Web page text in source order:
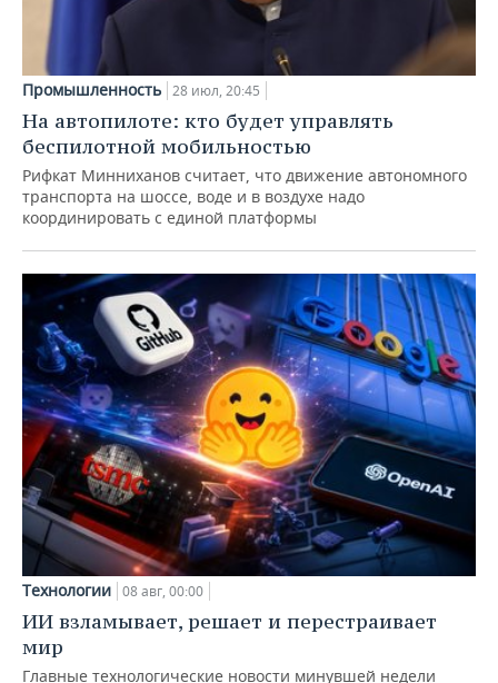
Промышленность 28 июл, 20:45
На автопилоте: кто будет управлять
беспилотной мобильностью
Рифкат Минниханов считает, что движение автономного
транспорта на шоссе, воде и в воздухе надо
координировать с единой платформы
Технологии 08 авг, 00:00
ИИ взламывает, решает и перестраивает
мир
Главные технологические новости минувшей недели